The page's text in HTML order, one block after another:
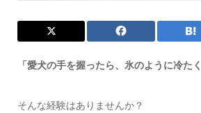
「愛犬の手を握ったら、氷のように冷た
そんな経験はありませんか？